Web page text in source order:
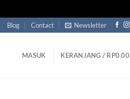
Blog Contact Newsletter
MASUK KERANJANG / RP0.00